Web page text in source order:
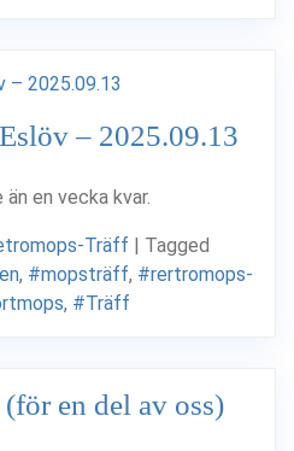
– 2025.09.13
en vecka kvar.
Träff | Tagged
, #mopsträff, #rertromops-
, #Träff
en del av oss)